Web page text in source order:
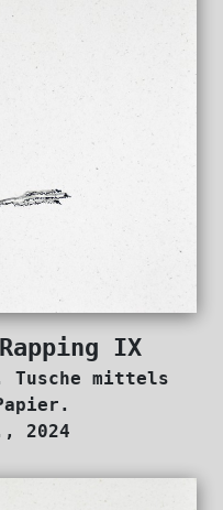
IX
Tusche mittels
2024